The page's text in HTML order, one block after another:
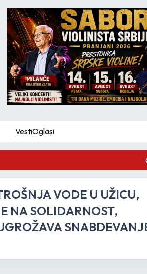
VestiOglasi
VODE U UŽICU,
NA SOLIDARNOST,